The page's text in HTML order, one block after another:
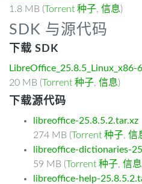
1.8 MB (Torrent 种子, 信息)
SDK 与源代码
下载 SDK
LibreOffice_25.8.5_Linux_x86-
20 MB (Torrent 种子, 信息)
下载源代码
libreoffice-25.8.5.2.tar.xz
274 MB (Torrent 种子, 信
libreoffice-dictionaries-
59 MB (Torrent 种子, 信息
libreoffice-help-